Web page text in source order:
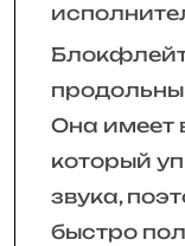
Она имеет
который
звука,
быстро